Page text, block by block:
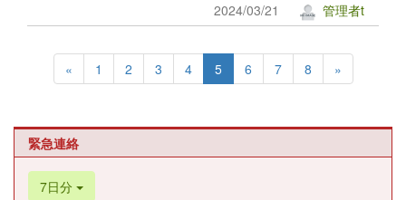
2024/03/21 管理者t
« 1 2 3 4 5 6 7 8 »
緊急連絡
7日分